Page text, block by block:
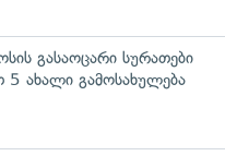
გასაოცარი სურათები
ახალი გამოსახულება